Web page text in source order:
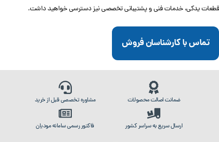
قطعات یدکی، خدمات فنی و پشتیبانی تخصصی نیز دسترسی خواهید داشت.
تماس با کارشناسان فروش
ضمانت اصالت محصولات مشاوره تخصصی قبل از خرید
ارسال سریع به سراسر کشور فاکتور رسمی سامانه مودیان